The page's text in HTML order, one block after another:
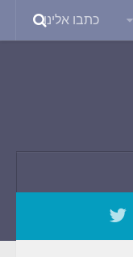
כתבו אלינו